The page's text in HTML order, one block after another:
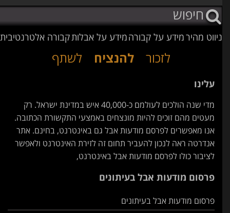
ניווט מהירמידע על קבורהמידע על אבלותקבורה אלטרנטיבית
לזכור להנציח לשתף
עלינו
מדי שנה הולכים לעולמם כ-40,000 איש במדינת ישראל. רק
מעטים מהם זוכים להיות מונצחים באמצעי התקשורת הכתובה.
אנו מאפשרים לפרסם מודעות אבל גם באינטרנט, בחינם. אתר
אנדרטה ראה לנכון להעביר תחום זה לזירת האינטרנט ולאפשר
לציבור כולו לפרסם מודעות אבל באינטרנט,
פרסום מודעות אבל בעיתונים
פרסום מודעות אבל בעיתונים